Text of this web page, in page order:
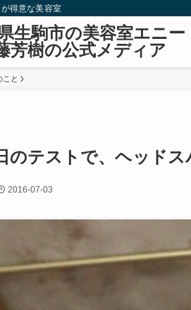
得意な美容室
生駒市の美容室エ
樹の公式メディア
こと
のテストで、ヘッド
2016-07-03